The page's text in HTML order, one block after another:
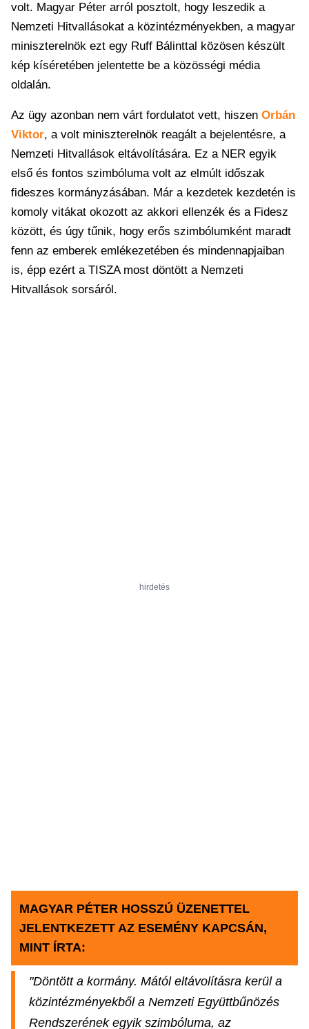
volt. Magyar Péter arról posztolt, hogy leszedik a
Nemzeti Hitvallásokat a közintézményekben, a magyar
miniszterelnök ezt egy Ruff Bálinttal közösen készült
kép kíséretében jelentette be a közösségi média
oldalán.
Az ügy azonban nem várt fordulatot vett, hiszen Orbán
Viktor, a volt miniszterelnök reagált a bejelentésre, a
Nemzeti Hitvallások eltávolítására. Ez a NER egyik
első és fontos szimbóluma volt az elmúlt időszak
fideszes kormányzásában. Már a kezdetek kezdetén is
komoly vitákat okozott az akkori ellenzék és a Fidesz
között, és úgy tűnik, hogy erős szimbólumként maradt
fenn az emberek emlékezetében és mindennapjaiban
is, épp ezért a TISZA most döntött a Nemzeti
Hitvallások sorsáról.
hirdetés
MAGYAR PÉTER HOSSZÚ ÜZENETTEL
JELENTKEZETT AZ ESEMÉNY KAPCSÁN,
MINT ÍRTA:
"Döntött a kormány. Mától eltávolításra kerül a
közintézményekből a Nemzeti Együttbűnözés
Rendszerének egyik szimbóluma, az